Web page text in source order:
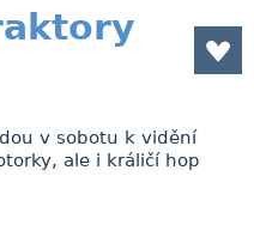
v sobotu k vidění
ale i králičí hop